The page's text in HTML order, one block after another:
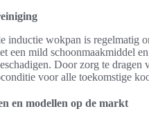
inductie wokpan is regelmatig
een mild schoonmaakmiddel
Door zorg te dragen
voor alle toekomstige
en modellen op de markt